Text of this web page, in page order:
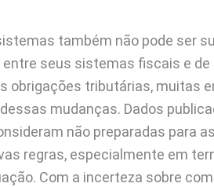
também não pode ser
seus sistemas fiscais e de
obrigações tributárias, muitas
mudanças. Dados
não preparadas para
regras, especialmente em
Com a incerteza sobre